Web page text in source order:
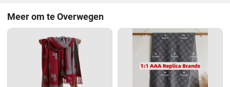
Meer om te Overwegen